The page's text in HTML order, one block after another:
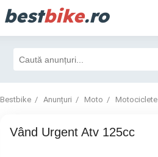
bestbike.ro
Bestbike Anunțuri Moto Motociclete
Vând Urgent Atv 125cc